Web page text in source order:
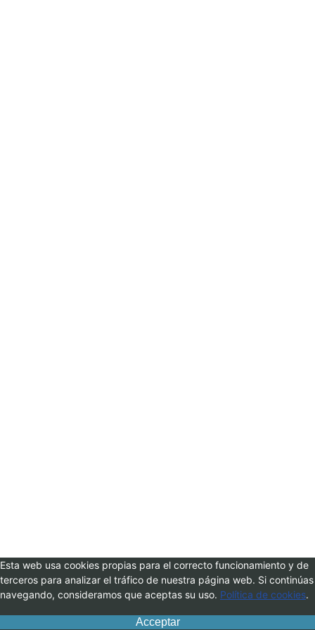
Esta web usa cookies propias para el correcto funcionamiento y de
terceros para analizar el tráfico de nuestra página web. Si continúas
navegando, consideramos que aceptas su uso. Política de cookies.
Acceptar